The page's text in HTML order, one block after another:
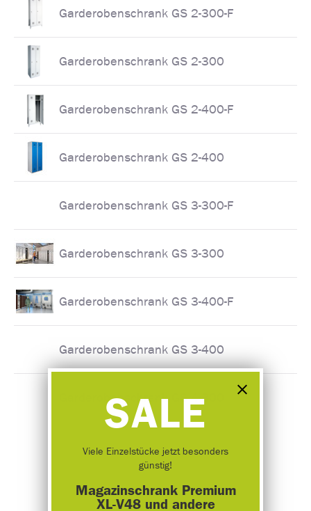
Garderobenschrank GS 2-300-F
Garderobenschrank GS 2-300
Garderobenschrank GS 2-400-F
Garderobenschrank GS 2-400
Garderobenschrank GS 3-300-F
Garderobenschrank GS 3-300
Garderobenschrank GS 3-400-F
Garderobenschrank GS 3-400
Garderobenschrank GS 4-300
SALE
Viele Einzelstücke jetzt besonders
günstig!
Magazinschrank Premium
XL-V48 und andere